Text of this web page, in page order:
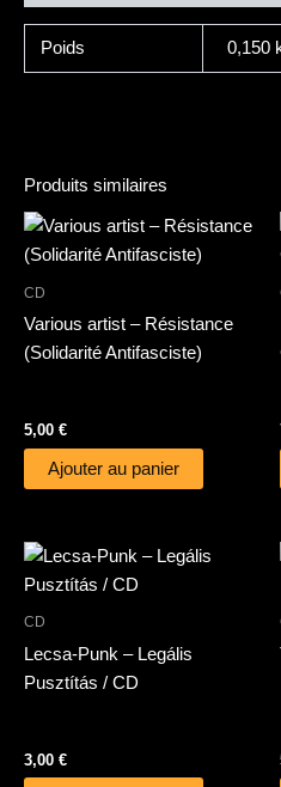
Poids 0,150
Produits similaires
CD
Various artist – Résistance
(Solidarité Antifasciste)
5,00 €
Ajouter au panier
CD
Lecsa-Punk – Legális
Pusztítás / CD
3,00 €